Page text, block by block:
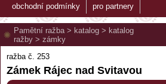
obchodní podmínky pro partnery
Pamětní ražba> katalog > katalog
ražby > zámky
ražba č. 253
Zámek Rájec nad Svitavou